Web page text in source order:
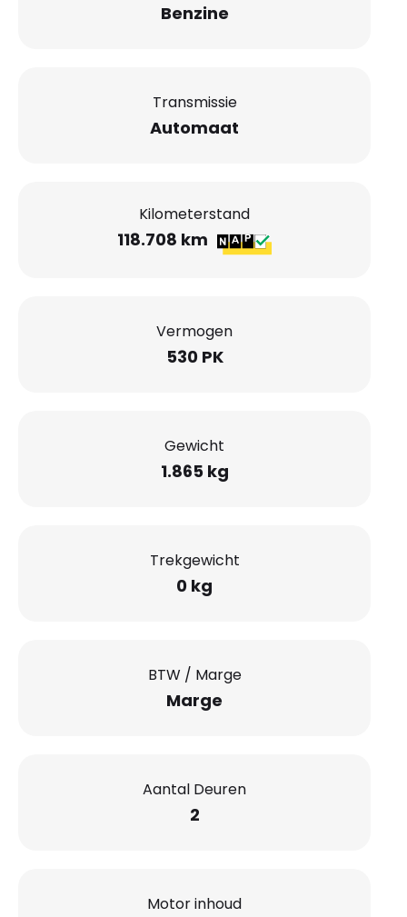
Benzine
Transmissie
Automaat
Kilometerstand
118.708 km
Vermogen
530 PK
Gewicht
1.865 kg
Trekgewicht
0 kg
BTW / Marge
Marge
Aantal Deuren
2
Motor inhoud